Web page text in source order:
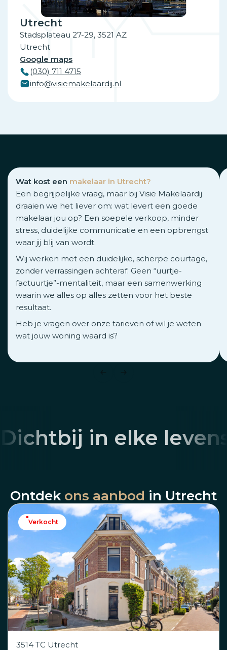
Utrecht
Stadsplateau 27-29, 3521 AZ
Utrecht
Google maps
(030) 711 4715
info@visiemakelaardij.nl
Wat kost een makelaar in Utrecht?
Een begrijpelijke vraag, maar bij Visie Makelaardij
draaien we het liever om: wat levert een goede
makelaar jou op? Een soepele verkoop, minder
stress, duidelijke communicatie en een opbrengst
waar jij blij van wordt.
Wij werken met een duidelijke, scherpe courtage,
zonder verrassingen achteraf. Geen “uurtje-
factuurtje”-mentaliteit, maar een samenwerking
waarin we alles op alles zetten voor het beste
resultaat.
Heb je vragen over onze tarieven of wil je weten
wat jouw woning waard is?
Dichtbij in elke
Ontdek ons aanbod in Utrecht
3514 TC Utrecht
Verkocht